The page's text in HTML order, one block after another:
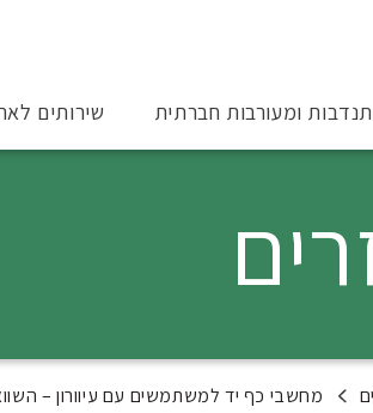
ומעורבות חברתית שירותים
מחשבי כף יד למשתמשים עם עיוורון –